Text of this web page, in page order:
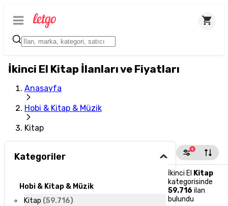
İkinci El Kitap İlanları ve Fiyatları
Anasayfa
Hobi & Kitap & Müzik
Kitap
Kategoriler
Hobi & Kitap & Müzik
Kitap (59.716)
1
İkinci El Kitap
kategorisinde
59.716 ilan
bulundu